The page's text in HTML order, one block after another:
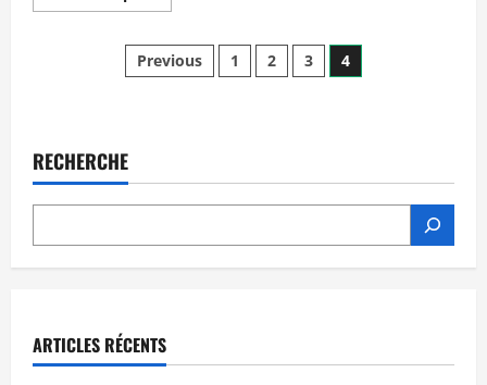
more
secrets
pour
optimiser
course
Posts
Previous 1 2 3 4
RECHERCHE
ARTICLES RÉCENTS